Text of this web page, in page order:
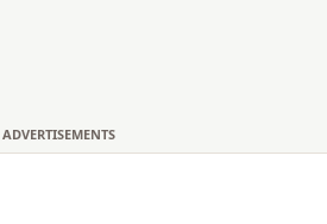
ADVERTISEMENTS